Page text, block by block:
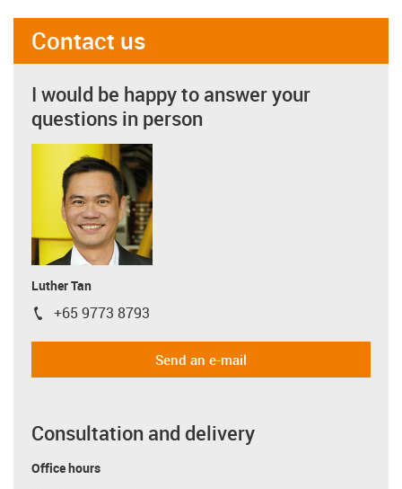
Contact us
I would be happy to answer your
questions in person
Luther Tan
igus-icon-phone
+65 9773 8793
Send an e-mail
Consultation and delivery
Office hours